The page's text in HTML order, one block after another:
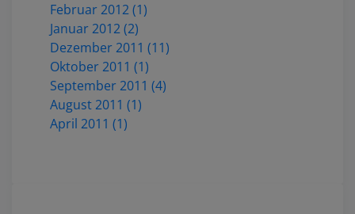
Februar 2012 (1)
Januar 2012 (2)
Dezember 2011 (11)
Oktober 2011 (1)
September 2011 (4)
August 2011 (1)
April 2011 (1)